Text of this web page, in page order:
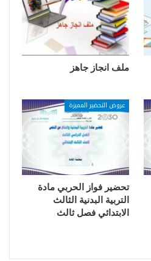
ملف انجاز جاهز
عروض التحضير المميزة
تحضير فواز الحربي مادة
التربية البدنية الثالث
الابتدائي فصل ثالث